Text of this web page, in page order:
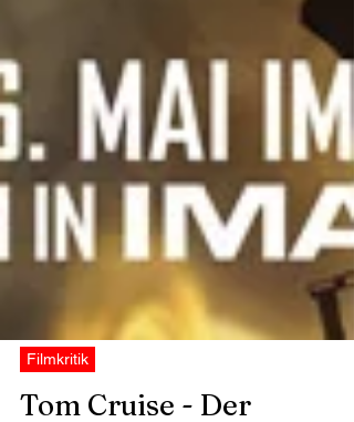
Filmkritik